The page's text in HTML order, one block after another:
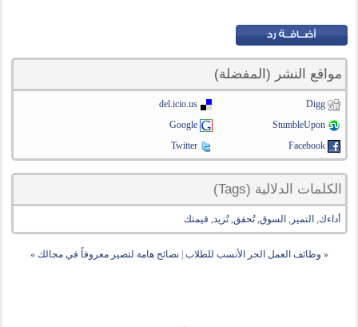
مواقع النشر (المفضلة)
Digg
del.icio.us
StumbleUpon
Google
Facebook
Twitter
الكلمات الدلالية (Tags)
أداءك, التميز , السوق,تُحقق,تُزيد, قيمتك
« وظائف العمل الحر الأنسب للطلاب |نصائح هامة لتصير معروفاً في مجالك »